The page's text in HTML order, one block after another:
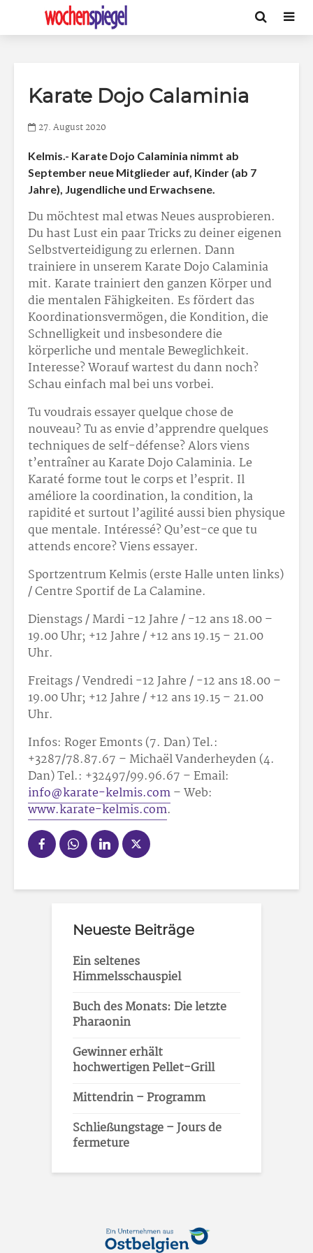
Karate Dojo Calaminia
27. August 2020
Kelmis.- Karate Dojo Calaminia nimmt ab
September neue Mitglieder auf, Kinder (ab 7
Jahre), Jugendliche und Erwachsene.
Du möchtest mal etwas Neues ausprobieren.
Du hast Lust ein paar Tricks zu deiner eigenen
Selbstverteidigung zu erlernen. Dann
trainiere in unserem Karate Dojo Calaminia
mit. Karate trainiert den ganzen Körper und
die mentalen Fähigkeiten. Es fördert das
Koordinationsvermögen, die Kondition, die
Schnelligkeit und insbesondere die
körperliche und mentale Beweglichkeit.
Interesse? Worauf wartest du dann noch?
Schau einfach mal bei uns vorbei.
Tu voudrais essayer quelque chose de
nouveau? Tu as envie d’apprendre quelques
techniques de self-défense? Alors viens
t’entraîner au Karate Dojo Calaminia. Le
Karaté forme tout le corps et l’esprit. Il
améliore la coordination, la condition, la
rapidité et surtout l’agilité aussi bien physique
que mentale. Intéressé? Qu’est-ce que tu
attends encore? Viens essayer.
Sportzentrum Kelmis (erste Halle unten links)
/ Centre Sportif de La Calamine.
Dienstags / Mardi -12 Jahre / -12 ans 18.00 –
19.00 Uhr; +12 Jahre / +12 ans 19.15 – 21.00
Uhr.
Freitags / Vendredi -12 Jahre / -12 ans 18.00 –
19.00 Uhr; +12 Jahre / +12 ans 19.15 – 21.00
Uhr.
Infos: Roger Emonts (7. Dan) Tel.:
+3287/78.87.67 – Michaël Vanderheyden (4.
Dan) Tel.: +32497/99.96.67 – Email:
info@karate-kelmis.com– Web:
www.karate-kelmis.com.
Neueste Beiträge
Ein seltenes
Himmelsschauspiel
Buch des Monats: Die letzte
Pharaonin
Gewinner erhält
hochwertigen Pellet-Grill
Mittendrin – Programm
Schließungstage – Jours de
fermeture